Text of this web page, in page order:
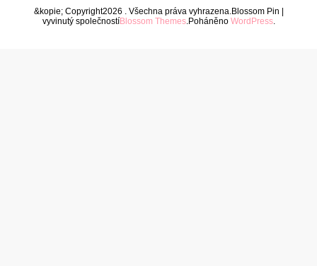
&kopie; Copyright2026 . Všechna práva vyhrazena. Blossom Pin |
vyvinutý společnostíBlossom Themes.Poháněno WordPress.